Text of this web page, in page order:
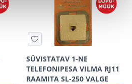
SÜVISTATAV 1-NE
TELEFONIPESA VILMA RJ11
RAAMITA SL-250 VALGE